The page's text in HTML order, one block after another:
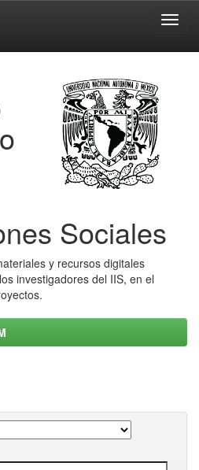
Sociales
y recursos digitales
investigadores del IIS, en el